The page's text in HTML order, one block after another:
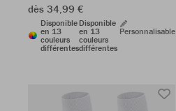
dès 34,99 €
Disponible
en 13
couleurs
différentes
Disponible
en 13
couleurs
différentes
Personnalisable